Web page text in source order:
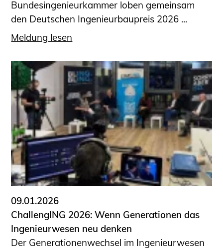
Bundesingenieurkammer loben gemeinsam
den Deutschen Ingenieurbaupreis 2026 ...
Meldung lesen
09.01.2026
ChallengING 2026: Wenn Generationen das
Ingenieurwesen neu denken
Der Generationenwechsel im Ingenieurwesen